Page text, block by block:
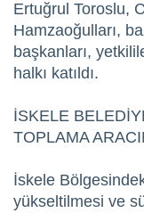
Ertuğrul Toroslu,
Hamzaoğulları,
başkanları,
halkı katıldı.
İSKELE
TOPLAMA
İskele
yükseltilmesi ve